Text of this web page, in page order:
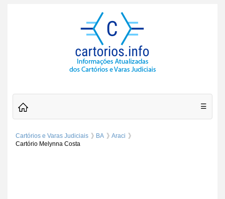
☰
Cartórios e Varas Judiciais BA
Araci
Cartório Melynna Costa